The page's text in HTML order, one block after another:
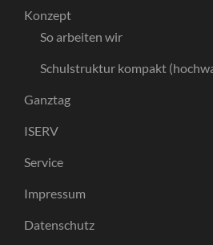
Konzept
So arbeiten wir
Schulstruktur kompakt
Ganztag
ISERV
Service
Impressum
Datenschutz